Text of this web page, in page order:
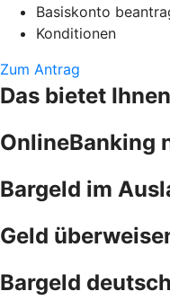
Basiskonto
Konditionen
Zum Antrag
Das bietet
OnlineBanking
Bargeld im
Geld
Bargeld